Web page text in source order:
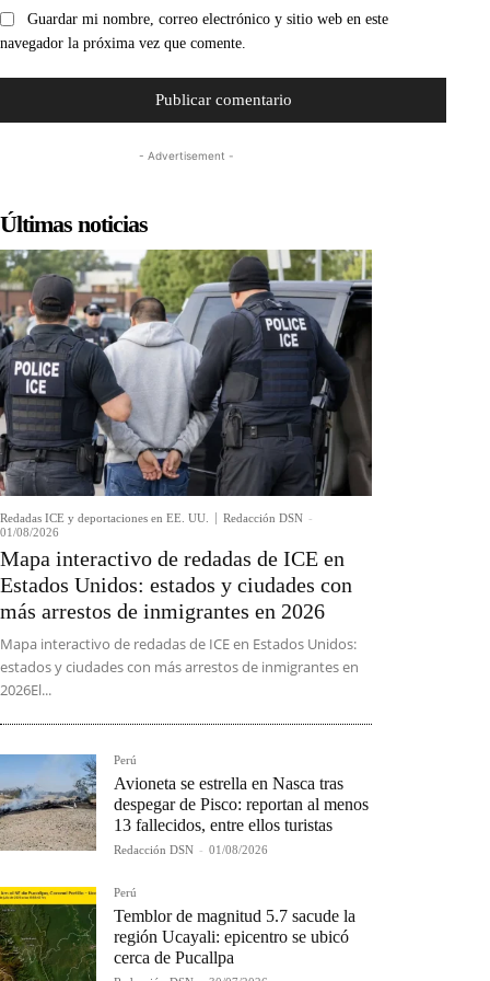
Guardar mi nombre, correo electrónico y sitio web en este
navegador la próxima vez que comente.
- Advertisement -
Últimas noticias
Redadas ICE y deportaciones en EE. UU. Redacción DSN -
01/08/2026
Mapa interactivo de redadas de ICE en
Estados Unidos: estados y ciudades con
más arrestos de inmigrantes en 2026
Mapa interactivo de redadas de ICE en Estados Unidos:
estados y ciudades con más arrestos de inmigrantes en
2026El...
Perú
Avioneta se estrella en Nasca tras
despegar de Pisco: reportan al menos
13 fallecidos, entre ellos turistas
Redacción DSN - 01/08/2026
Perú
Temblor de magnitud 5.7 sacude la
región Ucayali: epicentro se ubicó
cerca de Pucallpa